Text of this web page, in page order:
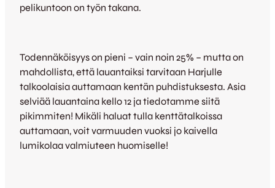
pelikuntoon on työn takana.
Todennäköisyys on pieni – vain noin 25% – mutta on
mahdollista, että lauantaiksi tarvitaan Harjulle
talkoolaisia auttamaan kentän puhdistuksesta. Asia
selviää lauantaina kello 12 ja tiedotamme siitä
pikimmiten! Mikäli haluat tulla kenttätalkoissa
auttamaan, voit varmuuden vuoksi jo kaivella
lumikolaa valmiuteen huomiselle!